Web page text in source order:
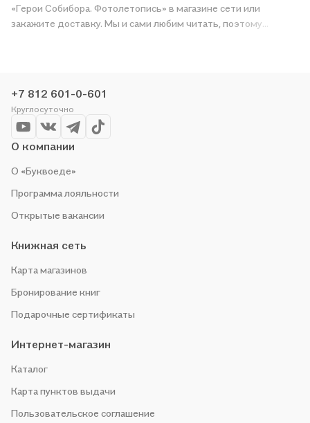
«Герои Собибора. Фотолетопись» в магазине сети или
закажите доставку. Мы и сами любим читать, поэтому
+7 812 601-0-601
Круглосуточно
О компании
О «Буквоеде»
Программа лояльности
Открытые вакансии
Книжная сеть
Карта магазинов
Бронирование книг
Подарочные сертификаты
Интернет-магазин
Каталог
Карта пунктов выдачи
Пользовательское соглашение